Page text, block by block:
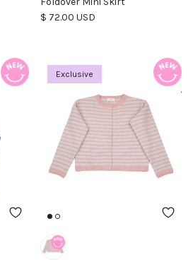
Precio normal
$ 72.00 USD
Exclusive